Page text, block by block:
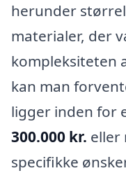
herunder
materialer, der
kompleksiteten
kan man
ligger inden for
300.000 kr. eller
specifikke